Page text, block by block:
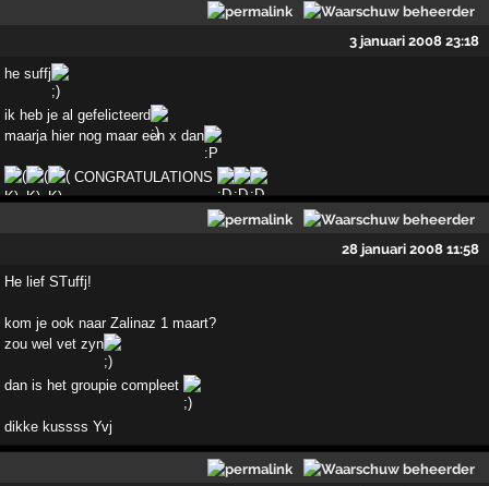
3 januari 2008 23:18
he suffj
ik heb je al gefelicteerd
maarja hier nog maar een x dan
CONGRATULATIONS
28 januari 2008 11:58
He lief STuffj!
kom je ook naar Zalinaz 1 maart?
zou wel vet zyn
dan is het groupie compleet
dikke kussss Yvj